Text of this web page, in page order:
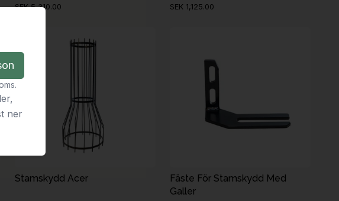
SEK 5,310.00 SEK 1,125.00
Stamskydd Acer
Fäste För Stamskydd Med
Galler
ner